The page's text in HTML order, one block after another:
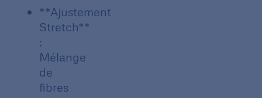
**Ajustement
Stretch**
:
Mélange
de
fibres